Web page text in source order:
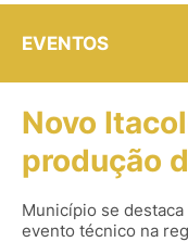
EVENTOS
Novo
produção
Município se
evento técnico na